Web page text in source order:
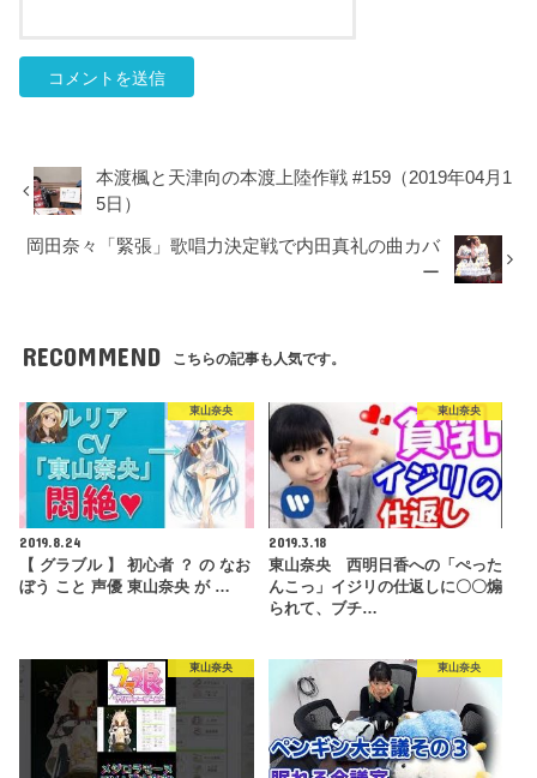
本渡楓と天津向の本渡上陸作戦 #159（2019年04月1
5日）
岡田奈々「緊張」歌唱力決定戦で内田真礼の曲カバ
ー
RECOMMEND こちらの記事も人気です。
東山奈央
2019.8.24
【 グラブル 】 初心者 ？ の なお
ぼう こと 声優 東山奈央 が …
東山奈央
2019.3.18
東山奈央 西明日香への「ぺった
んこっ」イジリの仕返しに〇〇煽
られて、ブチ…
東山奈央 東山奈央